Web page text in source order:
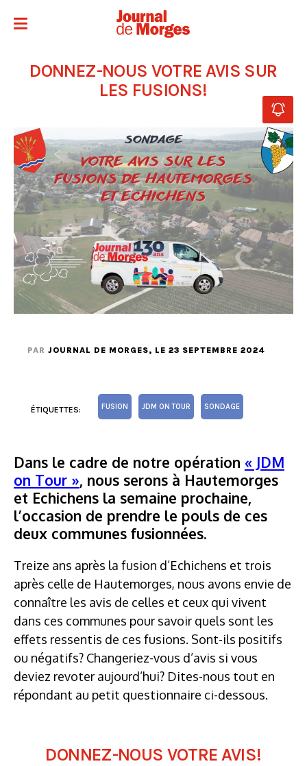
DONNEZ-NOUS VOTRE AVIS SUR
LES FUSIONS!
PAR JOURNAL DE MORGES, LE 23 SEPTEMBRE 2024
ÉTIQUETTES: FUSION JDM ON TOUR SONDAGE
Dans le cadre de notre opération « JDM
on Tour », nous serons à Hautemorges
et Echichens la semaine prochaine,
l’occasion de prendre le pouls de ces
deux communes fusionnées.
Treize ans après la fusion d’Echichens et trois
après celle de Hautemorges, nous avons envie de
connaître les avis de celles et ceux qui vivent
dans ces communes pour savoir quels sont les
effets ressentis de ces fusions. Sont-ils positifs
ou négatifs? Changeriez-vous d’avis si vous
deviez revoter aujourd’hui? Dites-nous tout en
répondant au petit questionnaire ci-dessous.
DONNEZ-NOUS VOTRE AVIS!